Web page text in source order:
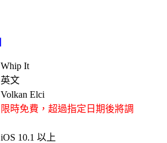
Whip It
英文
Volkan Elci
限時免費，超過指定日期後將調
iOS 10.1 以上